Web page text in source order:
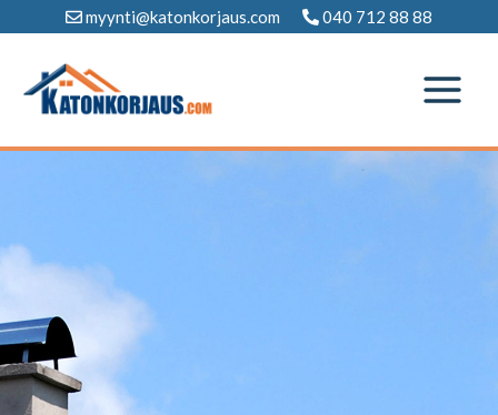
sisältöön
myynti@katonkorjaus.com 040 712 88 88